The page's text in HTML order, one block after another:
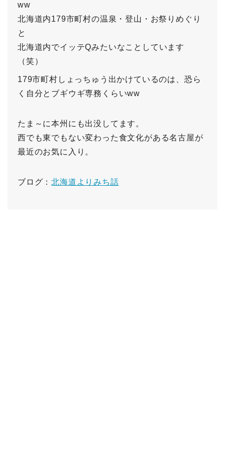
ww
北海道内179市町村の温泉・登山・お祭りめぐり
と
北海道内でイッテQみたいなことしています
（笑）
179市町村しょっちゅう出かけているのは、恐ら
く自分とブギウギ専務くらいww
たま～に本州にも出没してます。
西でも東でもない変わった食文化がある名古屋が
最近のお気に入り。
ブログ：北海道よりみち話